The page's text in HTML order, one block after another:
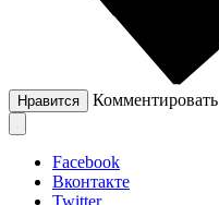
Нравится Комментировать
Facebook
Вконтакте
Twitter